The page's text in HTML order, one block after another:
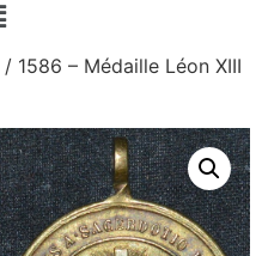
/ 1586 – Médaille Léon XIII